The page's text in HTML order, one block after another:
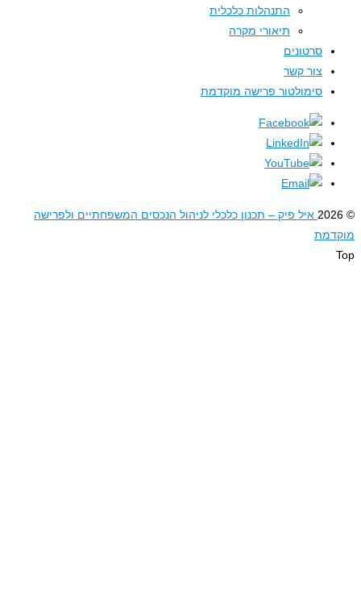
התנהלות כלכלית
תיאורי מקרה
סרטונים
צור קשר
סימולטור פרישה מוקדמת
איל פיק – תכנון כלכלי לניהול הנכסים המשפחתיים ולפרישה